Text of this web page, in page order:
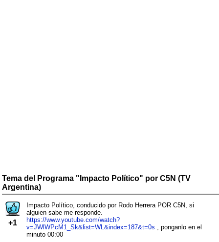
Tema del Programa "Impacto Político" por C5N (TV
Argentina)
+1
Impacto Político, conducido por Rodo Herrera POR C5N, si
alguien sabe me responde.
https://www.youtube.com/watch?
v=JWlWPcM1_Sk&list=WL&index=187&t=0s , ponganlo en el
minuto 00:00